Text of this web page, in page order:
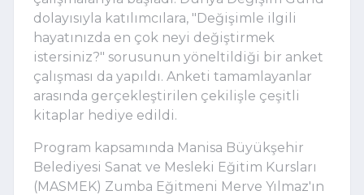
dolayısıyla katılımcılara, "Değişimle ilgili
hayatınızda en çok neyi değiştirmek
istersiniz?" sorusunun yöneltildiği bir anket
çalışması da yapıldı. Anketi tamamlayanlar
arasında gerçekleştirilen çekilişle çeşitli
kitaplar hediye edildi.
Program kapsamında Manisa Büyükşehir
Belediyesi Sanat ve Mesleki Eğitim Kursları
(MASMEK) Zumba Eğitmeni Merve Yılmaz'ın